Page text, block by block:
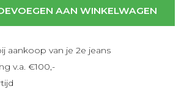
AAN WINKELWAGEN
aankoop van je 2e jeans
v.a. €100,-